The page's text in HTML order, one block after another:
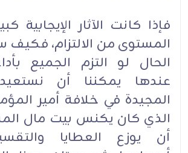
فإذا كانت الآثار الإيجابية
المستوى من الالتزام،
الحال لو التزم الجميع
عندها يمكننا أن
المجيدة في خلافة أمير
الذي كان يكنس بيت مال
أن يوزع العطايا